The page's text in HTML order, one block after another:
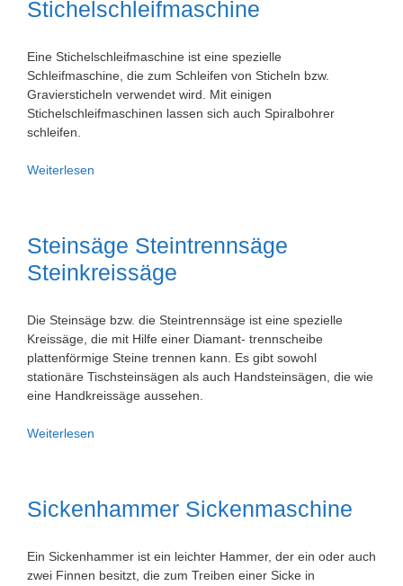
Stichelschleifmaschine
Eine Stichelschleifmaschine ist eine spezielle
Schleifmaschine, die zum Schleifen von Sticheln bzw.
Graviersticheln verwendet wird. Mit einigen
Stichelschleifmaschinen lassen sich auch Spiralbohrer
schleifen.
Weiterlesen
Steinsäge Steintrennsäge
Steinkreissäge
Die Steinsäge bzw. die Steintrennsäge ist eine spezielle
Kreissäge, die mit Hilfe einer Diamant- trennscheibe
plattenförmige Steine trennen kann. Es gibt sowohl
stationäre Tischsteinsägen als auch Handsteinsägen, die wie
eine Handkreissäge aussehen.
Weiterlesen
Sickenhammer Sickenmaschine
Ein Sickenhammer ist ein leichter Hammer, der ein oder auch
zwei Finnen besitzt, die zum Treiben einer Sicke in